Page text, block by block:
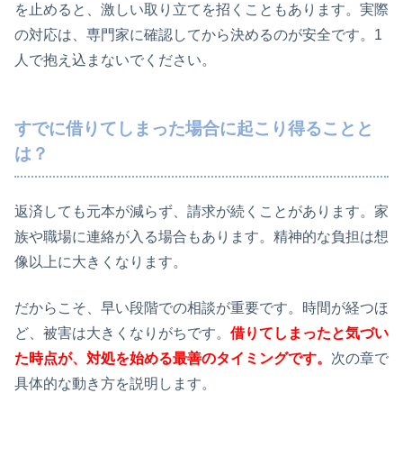
を止めると、激しい取り立てを招くこともあります。実際
の対応は、専門家に確認してから決めるのが安全です。1
人で抱え込まないでください。
すでに借りてしまった場合に起こり得ることと
は？
返済しても元本が減らず、請求が続くことがあります。家
族や職場に連絡が入る場合もあります。精神的な負担は想
像以上に大きくなります。
だからこそ、早い段階での相談が重要です。時間が経つほ
ど、被害は大きくなりがちです。 借りてしまったと気づい
た時点が、対処を始める最善のタイミングです。 次の章で
具体的な動き方を説明します。